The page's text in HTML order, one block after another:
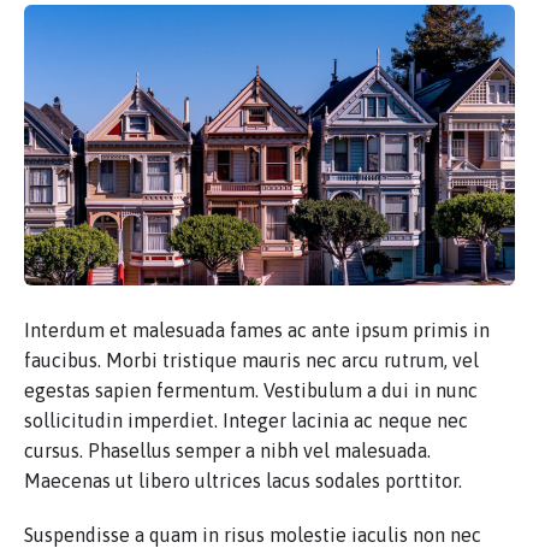
Interdum et malesuada fames ac ante ipsum primis in
faucibus. Morbi tristique mauris nec arcu rutrum, vel
egestas sapien fermentum. Vestibulum a dui in nunc
sollicitudin imperdiet. Integer lacinia ac neque nec
cursus. Phasellus semper a nibh vel malesuada.
Maecenas ut libero ultrices lacus sodales porttitor.
Suspendisse a quam in risus molestie iaculis non nec